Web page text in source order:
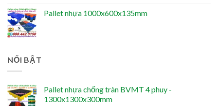
Pallet nhựa 1000x600x135mm
NỔI BẬT
Pallet nhựa chống tràn BVMT 4 phuy -
1300x1300x300mm